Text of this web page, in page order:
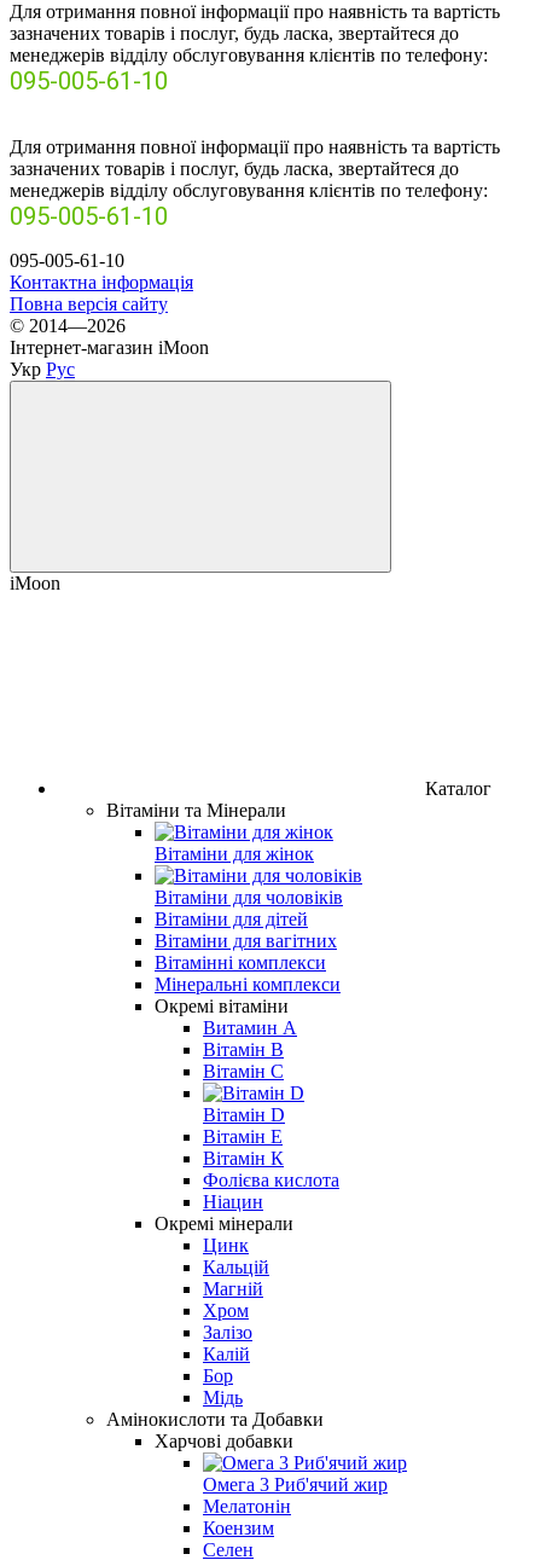
Для отримання повної інформації про наявність та вартість
зазначених товарів і послуг, будь ласка, звертайтеся до
менеджерів відділу обслуговування клієнтів по телефону:
095-005-61-10
Для отримання повної інформації про наявність та вартість
зазначених товарів і послуг, будь ласка, звертайтеся до
менеджерів відділу обслуговування клієнтів по телефону:
095-005-61-10
095-005-61-10
Контактна інформація
Повна версія сайту
© 2014—2026
Інтернет-магазин iMoon
Укр Рус
iMoon
Каталог
Вітаміни та Мінерали
Вітаміни для жінок
Вітаміни для чоловіків
Вітаміни для дітей
Вітаміни для вагітних
Вітамінні комплекси
Мінеральні комплекси
Окремі вітаміни
Витамин А
Вітамін B
Вітамін C
Вітамін D
Вітамін Е
Вітамін К
Фолієва кислота
Ніацин
Окремі мінерали
Цинк
Кальцій
Магній
Хром
Залізо
Калій
Бор
Мідь
Амінокислоти та Добавки
Харчові добавки
Омега 3 Риб'ячий жир
Мелатонін
Коензим
Селен